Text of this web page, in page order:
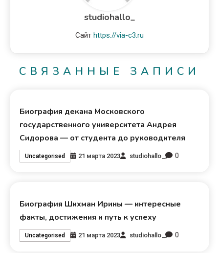
studiohallo_
Сайт https://via-c3.ru
СВЯЗАННЫЕ ЗАПИСИ
Биография декана Московского
государственного университета Андрея
Сидорова — от студента до руководителя
Uncategorised 21 марта 2023 studiohallo_ 0
Биография Шихман Ирины — интересные
факты, достижения и путь к успеху
Uncategorised 21 марта 2023 studiohallo_ 0